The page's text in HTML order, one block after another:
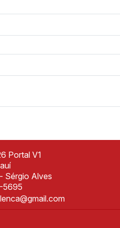
Portal V1
Sérgio Alves
5695